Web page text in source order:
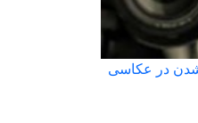
در عکاسی